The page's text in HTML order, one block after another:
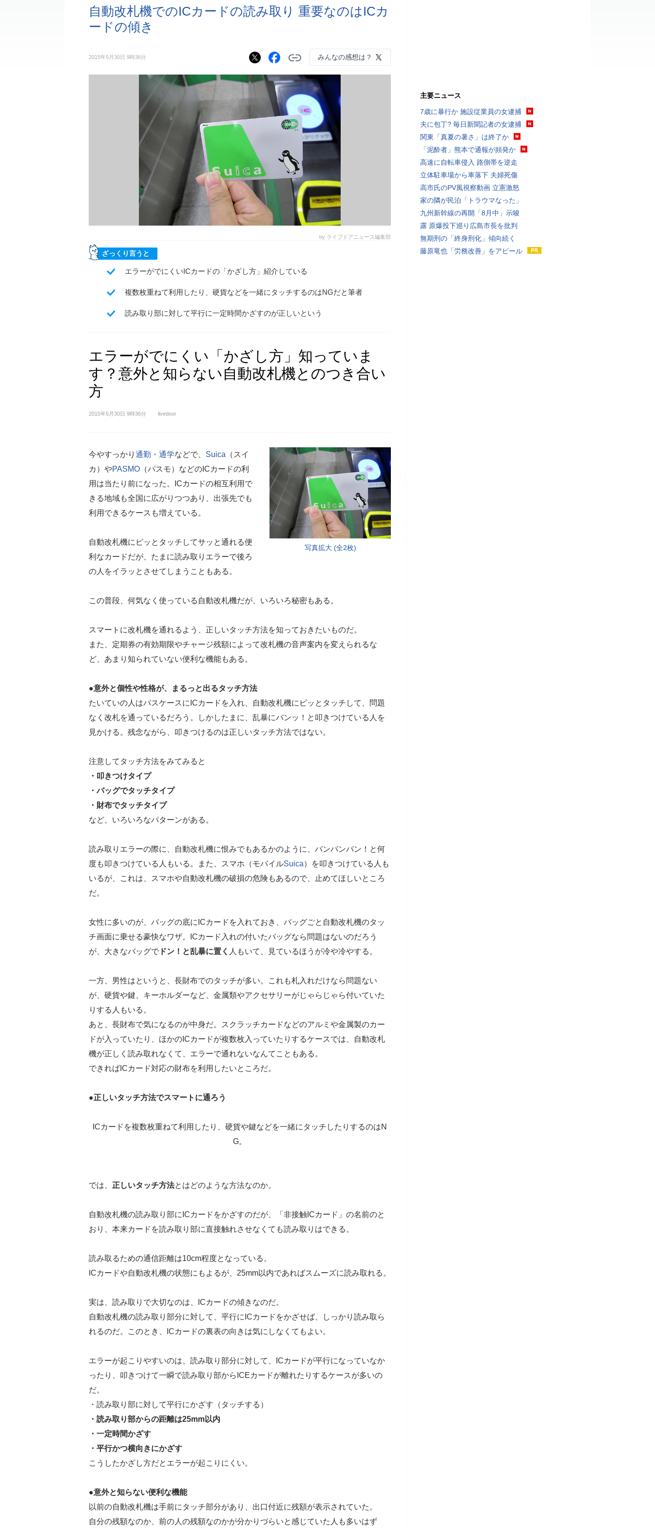
自動改札機でのICカードの読み取り 重要なのはICカ
ードの傾き
2015年5月30日 9時36分 みんなの感想は？
by ライブドアニュース編集部
ざっくり言うと
エラーがでにくいICカードの「かざし方」紹介している
複数枚重ねて利用したり、硬貨などを一緒にタッチするのはNGだと筆者
読み取り部に対して平行に一定時間かざすのが正しいという
エラーがでにくい「かざし方」知っていま
す？意外と知らない自動改札機とのつき合い
方
2015年5月30日 9時36分 livedoor
写真拡大 (全2枚)
今やすっかり 通勤・通学などで、 Suica （スイ
カ）やPASMO （パスモ）などのICカードの利
用は当たり前になった。ICカードの相互利用で
きる地域も全国に広がりつつあり、出張先でも
利用できるケースも増えている。
自動改札機にピッとタッチしてサッと通れる便
利なカードだが、たまに読み取りエラーで後ろ
の人をイラッとさせてしまうこともある。
この普段、何気なく使っている自動改札機だが、いろいろ秘密もある。
スマートに改札機を通れるよう、正しいタッチ方法を知っておきたいものだ。
また、定期券の有効期限やチャージ残額によって改札機の音声案内を変えられるな
ど、あまり知られていない便利な機能もある。
●意外と個性や性格が、まるっと出るタッチ方法
たいていの人はパスケースにICカードを入れ、自動改札機にピッとタッチして、問題
なく改札を通っているだろう。しかしたまに、乱暴にバンッ！と叩きつけている人を
見かける。残念ながら、叩きつけるのは正しいタッチ方法ではない。
注意してタッチ方法をみてみると
・叩きつけタイプ
・バッグでタッチタイプ
・財布でタッチタイプ
など、いろいろなパターンがある。
読み取りエラーの際に、自動改札機に恨みでもあるかのように、バンバンバン！と何
度も叩きつけている人もいる。また、スマホ（モバイルSuica）を叩きつけている人も
いるが、これは、スマホや自動改札機の破損の危険もあるので、止めてほしいところ
だ。
女性に多いのが、バッグの底にICカードを入れておき、バッグごと自動改札機のタッ
チ画面に乗せる豪快なワザ。ICカード入れの付いたバッグなら問題はないのだろう
が、大きなバッグで ドン！と乱暴に置く 人もいて、見ているほうが冷や冷やする。
一方、男性はというと、長財布でのタッチが多い。これも札入れだけなら問題ない
が、硬貨や鍵、キーホルダーなど、金属類やアクセサリーがじゃらじゃら付いていた
りする人もいる。
あと、長財布で気になるのが中身だ。スクラッチカードなどのアルミや金属製のカー
ドが入っていたり、ほかのICカードが複数枚入っていたりするケースでは、自動改札
機が正しく読み取れなくて、エラーで通れないなんてこともある。
できればICカード対応の財布を利用したいところだ。
●正しいタッチ方法でスマートに通ろう
ICカードを複数枚重ねて利用したり、硬貨や鍵などを一緒にタッチしたりするのはN
G。
では、 正しいタッチ方法とはどのような方法なのか。
自動改札機の読み取り部にICカードをかざすのだが、「非接触ICカード」の名前のと
おり、本来カードを読み取り部に直接触れさせなくても読み取りはできる。
読み取るための通信距離は10cm程度となっている。
ICカードや自動改札機の状態にもよるが、25mm以内であればスムーズに読み取れる。
実は、読み取りで大切なのは、ICカードの傾きなのだ。
自動改札機の読み取り部分に対して、平行にICカードをかざせば、しっかり読み取ら
れるのだ。このとき、ICカードの裏表の向きは気にしなくてもよい。
エラーが起こりやすいのは、読み取り部分に対して、ICカードが平行になっていなか
ったり、叩きつけて一瞬で読み取り部からICEカードが離れたりするケースが多いの
だ。
・読み取り部に対して平行にかざす（タッチする）
・読み取り部からの距離は25mm以内
・一定時間かざす
・平行かつ横向きにかざす
こうしたかざし方だとエラーが起こりにくい。
●意外と知らない便利な機能
以前の自動改札機は手前にタッチ部分があり、出口付近に残額が表示されていた。
自分の残額なのか、前の人の残額なのかが分かりづらいと感じていた人も多いはず
主要ニュース
7歳に暴行か 施設従業員の女逮捕
夫に包丁? 毎日新聞記者の女逮捕
関東「真夏の暑さ」は終了か
「泥酔者」熊本で通報が頻発か
高速に自転車侵入 路側帯を逆走
立体駐車場から車落下 夫婦死傷
高市氏のPV風視察動画 立憲激怒
家の隣が民泊「トラウマなった」
九州新幹線の再開「8月中」示唆
露 原爆投下巡り広島市長を批判
無期刑の「終身刑化」傾向続く
藤原竜也「労務改善」をアピール